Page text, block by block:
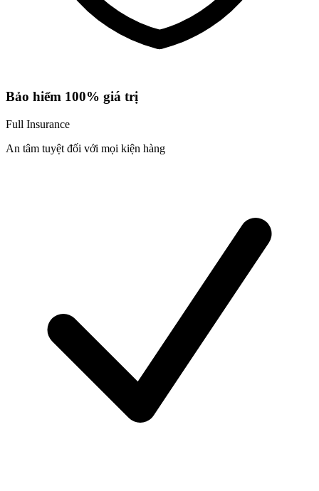
Bảo hiểm 100% giá trị
Full Insurance
An tâm tuyệt đối với mọi kiện hàng